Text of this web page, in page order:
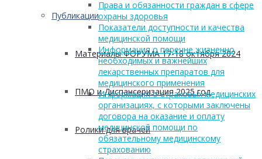
Публикации
Материалы ФОРУМА 17-18 октября 2024
ПМО и Диспансеризация 2025 год
Ролики для врачей
Права и обязанности граждан в сфере
охраны здоровья
Показатели доступности и качества
медицинской помощи
Информация о перечне жизненно
необходимых и важнейших
лекарственных препаратов для
медицинского применения
Информация о страховых медицинских
организациях, с которыми заключены
договора на оказание и оплату
медицинской помощи по
обязательному медицинскому
страхованию